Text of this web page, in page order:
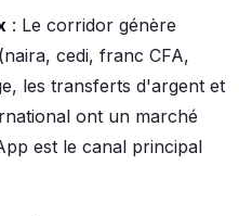
: Le corridor génère
cedi, franc CFA,
les transferts d'argent et
ont un marché
est le canal principal